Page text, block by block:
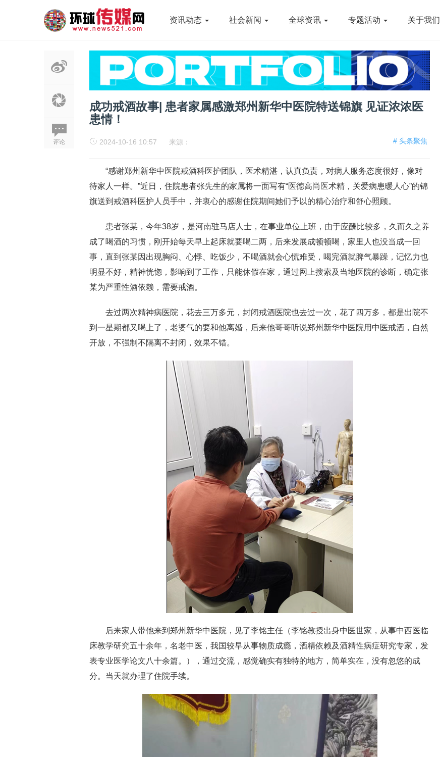
资讯动态 社会新闻 全球资讯 专题活动 关于我们
评论
成功戒酒故事| 患者家属感激郑州新华中医院特送锦旗 见证浓浓医
患情！
# 头条聚焦
2024-10-16 10:57 来源：
“感谢郑州新华中医院戒酒科医护团队，医术精湛，认真负责，对病人服务态度很好，像对
待家人一样。”近日，住院患者张先生的家属将一面写有“医德高尚医术精，关爱病患暖人心”的锦
旗送到戒酒科医护人员手中，并衷心的感谢住院期间她们予以的精心治疗和舒心照顾。
患者张某，今年38岁，是河南驻马店人士，在事业单位上班，由于应酬比较多，久而久之养
成了喝酒的习惯，刚开始每天早上起床就要喝二两，后来发展成顿顿喝，家里人也没当成一回
事，直到张某因出现胸闷、心悸、吃饭少，不喝酒就会心慌难受，喝完酒就脾气暴躁，记忆力也
明显不好，精神恍惚，影响到了工作，只能休假在家，通过网上搜索及当地医院的诊断，确定张
某为严重性酒依赖，需要戒酒。
去过两次精神病医院，花去三万多元，封闭戒酒医院也去过一次，花了四万多，都是出院不
到一星期都又喝上了，老婆气的要和他离婚，后来他哥哥听说郑州新华中医院用中医戒酒，自然
开放，不强制不隔离不封闭，效果不错。
后来家人带他来到郑州新华中医院，见了李铭主任（李铭教授出身中医世家，从事中西医临
床教学研究五十余年，名老中医，我国较早从事物质成瘾，酒精依赖及酒精性病症研究专家，发
表专业医学论文八十余篇。），通过交流，感觉确实有独特的地方，简单实在，没有忽悠的成
分。当天就办理了住院手续。